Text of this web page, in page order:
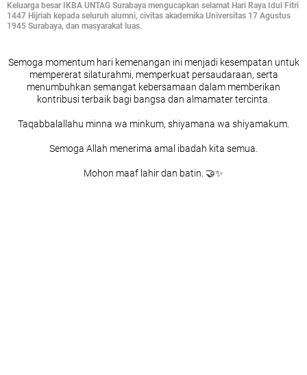
Keluarga besar IKBA UNTAG Surabaya mengucapkan selamat Hari Raya Idul Fitri
1447 Hijriah kepada seluruh alumni, civitas akademika Universitas 17 Agustus
1945 Surabaya, dan masyarakat luas.
Semoga momentum hari kemenangan ini menjadi kesempatan untuk
mempererat silaturahmi, memperkuat persaudaraan, serta
menumbuhkan semangat kebersamaan dalam memberikan
kontribusi terbaik bagi bangsa dan almamater tercinta.
Taqabbalallahu minna wa minkum, shiyamana wa shiyamakum.
Semoga Allah menerima amal ibadah kita semua.
Mohon maaf lahir dan batin. 🤝✨